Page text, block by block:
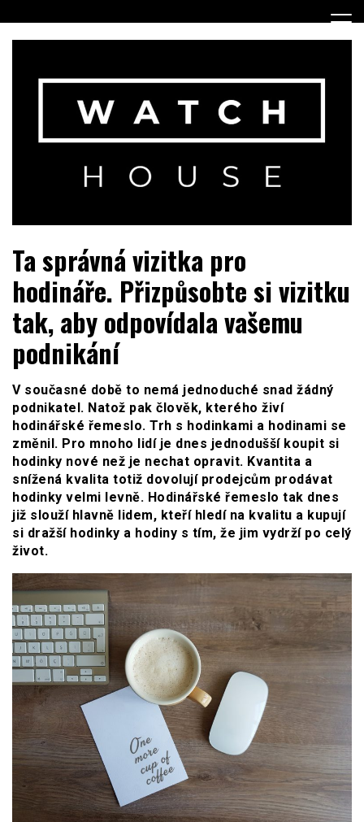
to
content
WatchHouse.cz
Ta správná vizitka pro
hodináře. Přizpůsobte si vizitku
tak, aby odpovídala vašemu
podnikání
V současné době to nemá jednoduché snad žádný
podnikatel. Natož pak člověk, kterého živí
hodinářské řemeslo. Trh s hodinkami a hodinami se
změnil. Pro mnoho lidí je dnes jednodušší koupit si
hodinky nové než je nechat opravit. Kvantita a
snížená kvalita totiž dovolují prodejcům prodávat
hodinky velmi levně. Hodinářské řemeslo tak dnes
již slouží hlavně lidem, kteří hledí na kvalitu a kupují
si dražší hodinky a hodiny s tím, že jim vydrží po celý
život.